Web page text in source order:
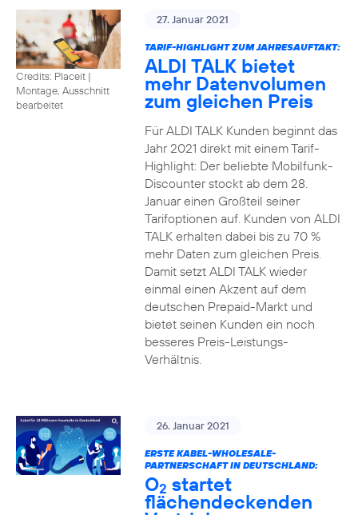
Credits: Placeit |
Montage, Ausschnitt
bearbeitet
27. Januar 2021
TARIF-HIGHLIGHT ZUM JAHRESAUFTAKT:
ALDI TALK bietet
mehr Datenvolumen
zum gleichen Preis
Für ALDI TALK Kunden beginnt das
Jahr 2021 direkt mit einem Tarif-
Highlight: Der beliebte Mobilfunk-
Discounter stockt ab dem 28.
Januar einen Großteil seiner
Tarifoptionen auf. Kunden von ALDI
TALK erhalten dabei bis zu 70 %
mehr Daten zum gleichen Preis.
Damit setzt ALDI TALK wieder
einmal einen Akzent auf dem
deutschen Prepaid-Markt und
bietet seinen Kunden ein noch
besseres Preis-Leistungs-
Verhältnis.
26. Januar 2021
ERSTE KABEL-WHOLESALE-
PARTNERSCHAFT IN DEUTSCHLAND:
O2 startet
flächendeckenden